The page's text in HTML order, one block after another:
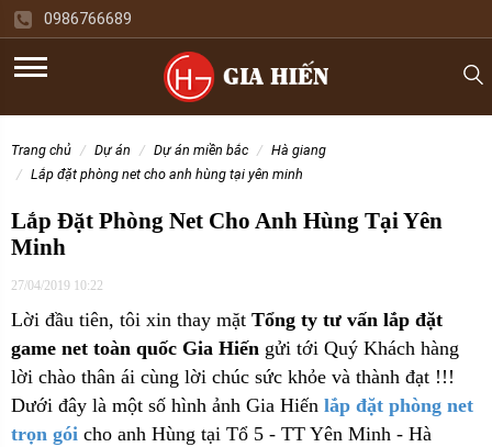
0986766689
trang chủ dự án dự án miền bắc
hà giang
lắp đặt phòng net cho anh hùng tại yên minh
Lắp Đặt Phòng Net Cho Anh Hùng Tại Yên
Minh
27/04/2019 10:22
Lời đầu tiên, tôi xin thay mặt Tổng ty tư vấn lắp đặt
game net toàn quốc Gia Hiến gửi tới Quý Khách hàng
lời chào thân ái cùng lời chúc sức khỏe và thành đạt !!!
Dưới đây là một số hình ảnh Gia Hiến lắp đặt phòng net
trọn gói cho anh Hùng tại Tổ 5 - TT Yên Minh - Hà